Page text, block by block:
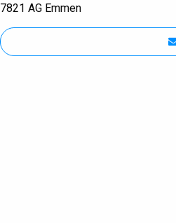
7821 AG Emmen